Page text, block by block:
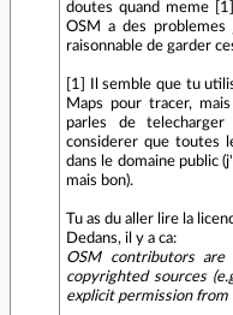
doutes quand meme
OSM a des
raisonnable de garder
[1] Il semble que tu
Maps pour tracer,
parles de
considerer que toutes
dans le domaine public
mais bon).
Tu as du aller lire la
Dedans, il y a ca:
OSM contributors
copyrighted sources
explicit permission